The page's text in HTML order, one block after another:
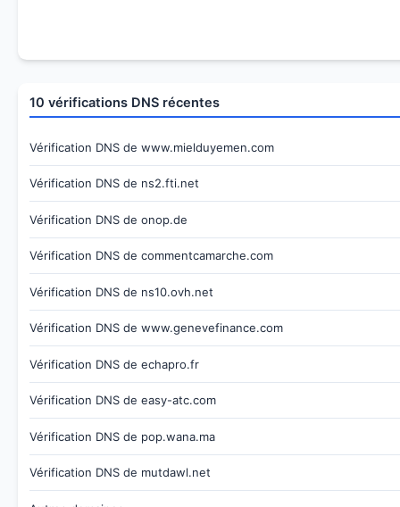
10 vérifications DNS récentes
Vérification DNS de www.mielduyemen.com
Vérification DNS de ns2.fti.net
Vérification DNS de onop.de
Vérification DNS de commentcamarche.com
Vérification DNS de ns10.ovh.net
Vérification DNS de www.genevefinance.com
Vérification DNS de echapro.fr
Vérification DNS de easy-atc.com
Vérification DNS de pop.wana.ma
Vérification DNS de mutdawl.net